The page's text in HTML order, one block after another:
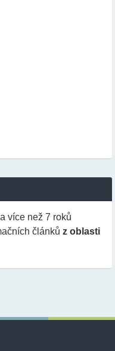
více než 7 roků
článků z oblasti